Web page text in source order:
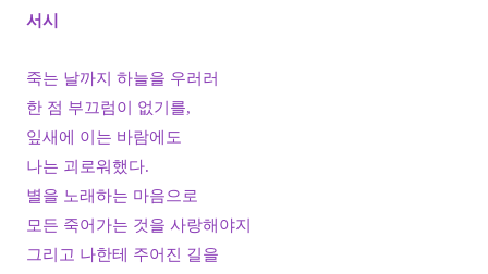
서시
죽는 날까지 하늘을 우러러
한 점 부끄럼이 없기를,
잎새에 이는 바람에도
나는 괴로워했다.
별을 노래하는 마음으로
모든 죽어가는 것을 사랑해야지
그리고 나한테 주어진 길을